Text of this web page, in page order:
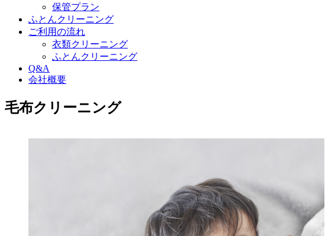
保管プラン
ふとんクリーニング
ご利用の流れ
衣類クリーニング
ふとんクリーニング
Q&A
会社概要
毛布クリーニング